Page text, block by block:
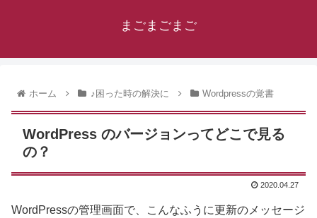
まごまごまご
ホーム ♪困った時の解決に Wordpressの覚書
WordPress のバージョンってどこで見る
の？
2020.04.27
WordPressの管理画面で、こんなふうに更新のメッセージ